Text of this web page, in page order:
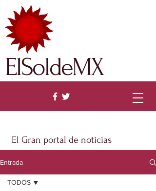
El Gran portal de noticias
ElSoldeMX
Entrada
TODOS